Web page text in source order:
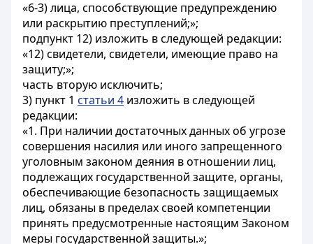
«6-3) лица, способствующие предупреждению
или раскрытию преступлений;»;
подпункт 12) изложить в следующей редакции:
«12) свидетели, свидетели, имеющие право на
защиту;»;
часть вторую исключить;
3) пункт 1 статьи 4 изложить в следующей
редакции:
«1. При наличии достаточных данных об угрозе
совершения насилия или иного запрещенного
уголовным законом деяния в отношении лиц,
подлежащих государственной защите, органы,
обеспечивающие безопасность защищаемых
лиц, обязаны в пределах своей компетенции
принять предусмотренные настоящим Законом
меры государственной защиты.»;